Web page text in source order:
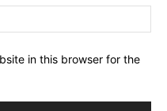
in this browser for the